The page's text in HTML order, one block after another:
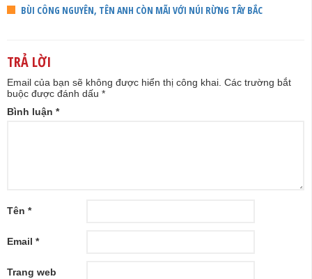
BÙI CÔNG NGUYÊN, TÊN ANH CÒN MÃI VỚI NÚI RỪNG TÂY BẮC
TRẢ LỜI
Email của bạn sẽ không được hiển thị công khai. Các trường bắt
buộc được đánh dấu *
Bình luận *
Tên *
Email *
Trang web